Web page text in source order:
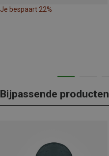
Je bespaart 22%
Bijpassende producten